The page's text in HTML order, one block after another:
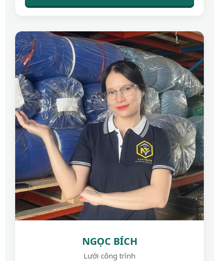
NGỌC BÍCH
Lưới công trình